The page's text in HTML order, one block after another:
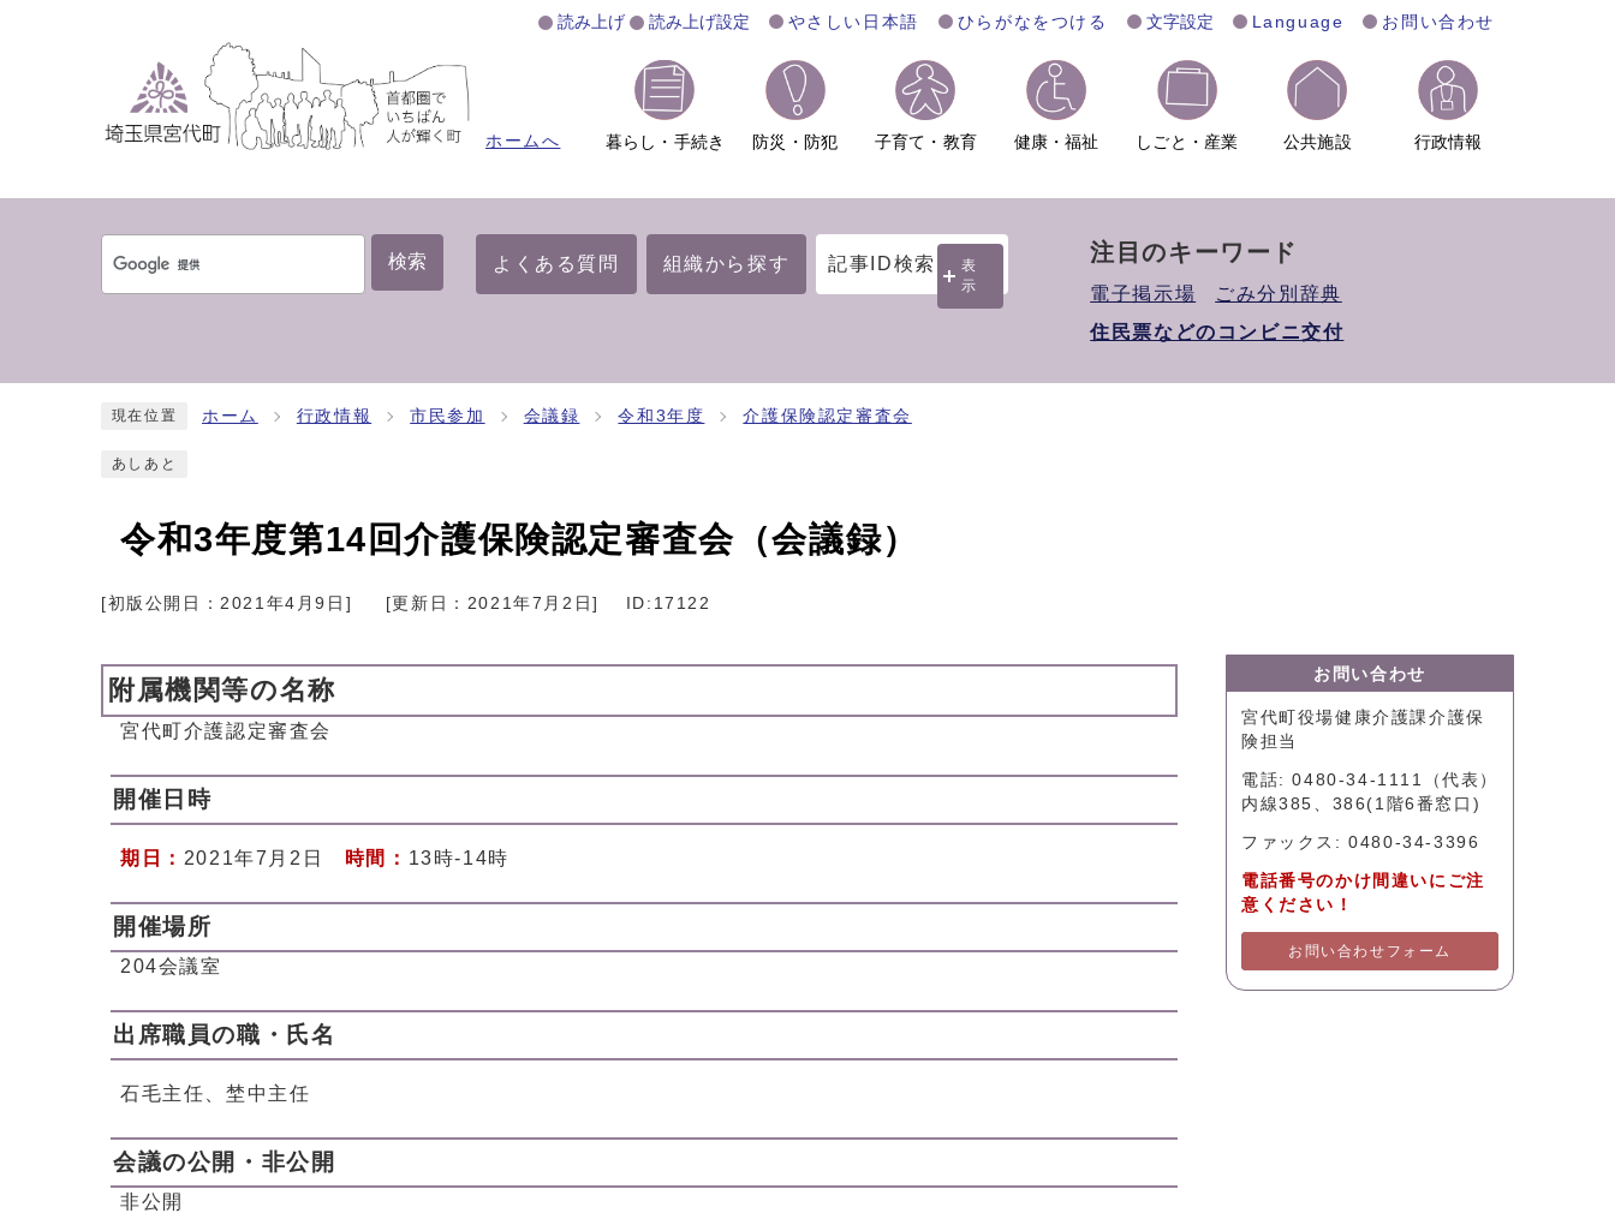
読み上げ 読み上げ設定 やさしい日本語 ひらがなをつける 文字設定 Language お問い合わせ
ホームへ 暮らし・手続き 防災・防犯 子育て・教育 健康・福祉 しごと・産業 公共施設 行政情報
検索 よくある質問 組織から探す 記事ID検索
表
示
注目のキーワード
電子掲示場
ごみ分別辞典
住民票などのコンビニ交付
現在位置 ホーム 行政情報 市民参加 会議録 令和3年度 介護保険認定審査会
あしあと
令和3年度第14回介護保険認定審査会（会議録）
[初版公開日：2021年4月9日 ] [更新日： 2021年7月2日] ID:17122
附属機関等の名称
宮代町介護認定審査会
開催日時
期日： 2021年7月2日 時間： 13時-14時
開催場所
204会議室
出席職員の職・氏名
石毛主任、埜中主任
会議の公開・非公開
非公開
お問い合わせ
宮代町役場健康介護課介護保
険担当
電話: 0480-34-1111（代表）
内線385、386(1階6番窓口)
ファックス: 0480-34-3396
電話番号のかけ間違いにご注
意ください！
お問い合わせフォーム